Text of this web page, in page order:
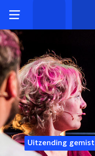
Uitzending gemist